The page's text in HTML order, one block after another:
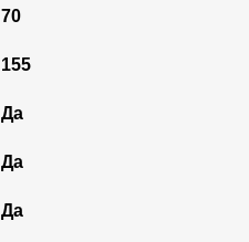
70
155
Да
Да
Да